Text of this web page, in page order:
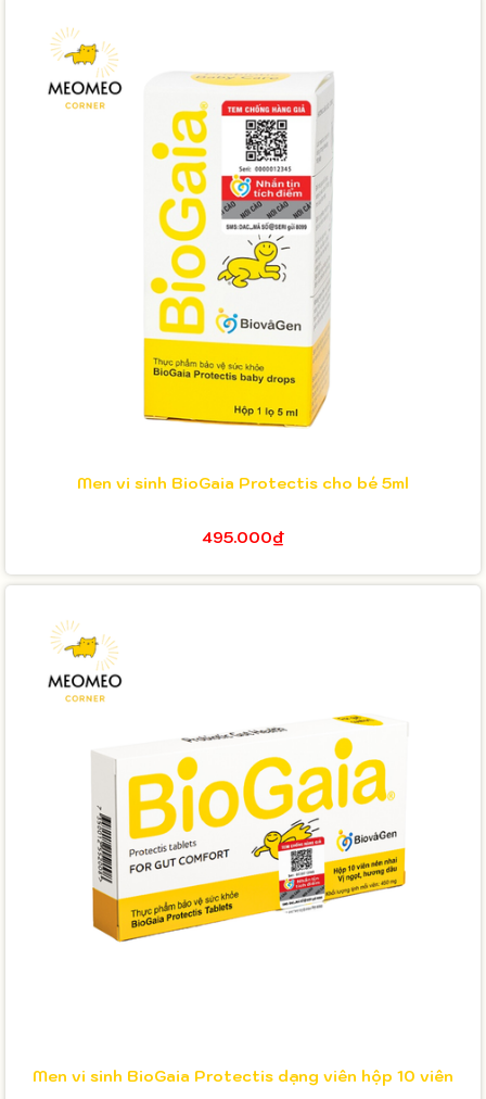
Men vi sinh BioGaia Protectis cho bé 5ml
495.000₫
Men vi sinh BioGaia Protectis dạng viên hộp 10 viên